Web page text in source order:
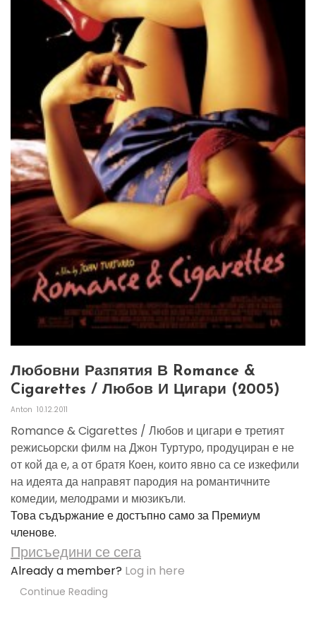
Любовни Разпятия В Romance &
Cigarettes / Любов И Цигари (2005)
Anton 10.12.2011
Romance & Cigarettes / Любов и цигари e третият
режисьорски филм на Джон Туртуро, продуциран е не
от кой да е, а от братя Коен, които явно са се изкефили
на идеята да направят пародия на романтичните
комедии, мелодрами и мюзикъли.
Това съдържание е достъпно само за Премиум
членове.
Присъедини се сега
Already a member? Log in here
Continue Reading